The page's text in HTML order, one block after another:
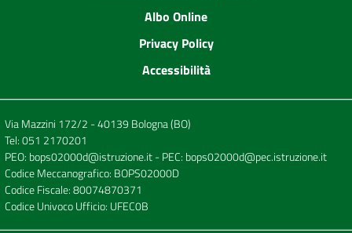
Albo Online
Privacy Policy
Accessibilità
Via Mazzini 172/2 - 40139 Bologna (BO)
Tel:051 2170201
PEO: bops02000d@istruzione.it- PEC: bops02000d@pec.istruzione.it
Codice Meccanografico: BOPS02000D
Codice Fiscale: 80074870371
Codice Univoco Ufficio: UFEC0B